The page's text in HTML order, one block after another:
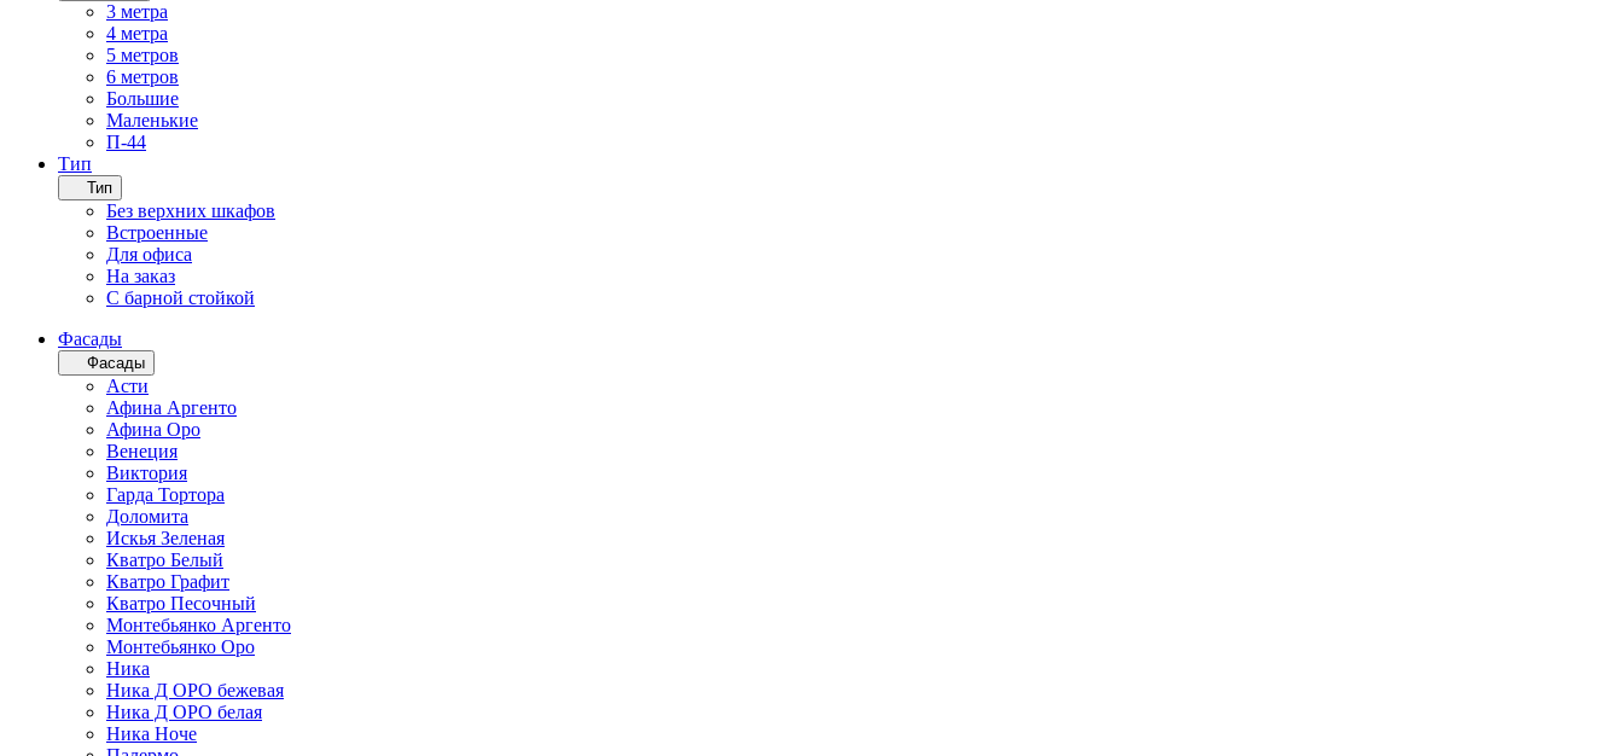
3 метра
4 метра
5 метров
6 метров
Большие
Маленькие
П-44
Тип
Тип
Без верхних шкафов
Встроенные
Для офиса
На заказ
С барной стойкой
Фасады
Фасады
Асти
Афина Аргенто
Афина Оро
Венеция
Виктория
Гарда Тортора
Доломита
Искья Зеленая
Кватро Белый
Кватро Графит
Кватро Песочный
Монтебьянко Аргенто
Монтебьянко Оро
Ника
Ника Д ОРО бежевая
Ника Д ОРО белая
Ника Ноче